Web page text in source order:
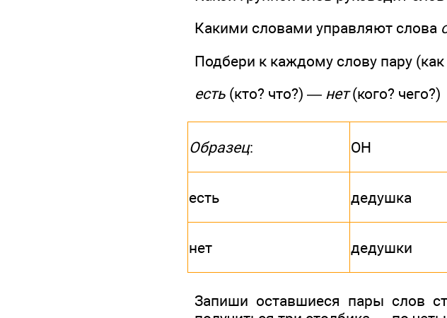
Какими словами управляют слова
Подбери к каждому слову пару (как
есть (кто? что?) — нет(кого? чего?)
Образец: ОН
есть дедушка
нет дедушки
Запиши оставшиеся пары слов